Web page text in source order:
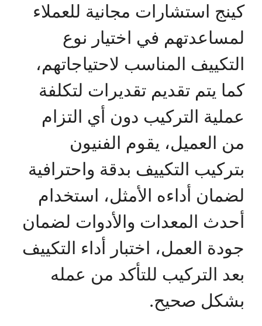
كينج استشارات مجانية للعملاء
لمساعدتهم في اختيار نوع
التكييف المناسب لاحتياجاتهم،
كما يتم تقديم تقديرات لتكلفة
عملية التركيب دون أي التزام
من العميل، يقوم الفنيون
بتركيب التكييف بدقة واحترافية
لضمان أداءه الأمثل، استخدام
أحدث المعدات والأدوات لضمان
جودة العمل، اختبار أداء التكييف
بعد التركيب للتأكد من عمله
بشكل صحيح.